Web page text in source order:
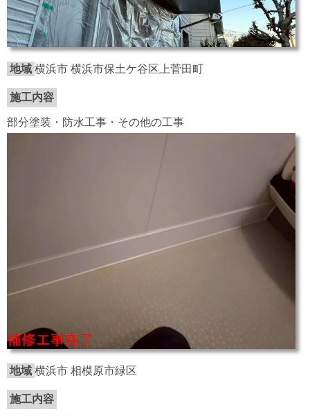
地域 横浜市 横浜市保土ケ谷区上菅田町
施工内容
部分塗装・防水工事・その他の工事
地域 横浜市 相模原市緑区
施工内容